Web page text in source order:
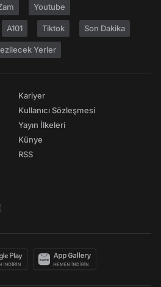
Youtube
A101 Tiktok Son Dakika
Yerler
Kariyer
Kullanıcı Sözleşmesi
Yayın İlkeleri
Künye
RSS